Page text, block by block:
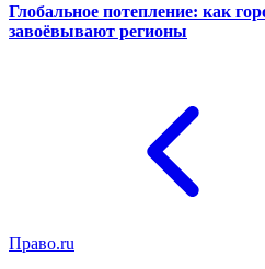
Глобальное потепление: как
завоёвывают регионы
Право.ru